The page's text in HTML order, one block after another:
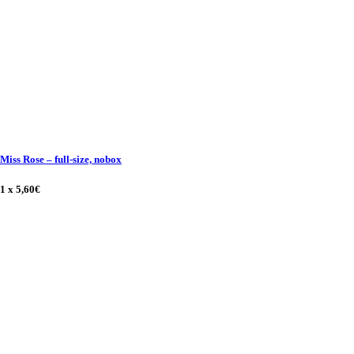
Miss Rose – full-size, nobox
1 x 5,60€